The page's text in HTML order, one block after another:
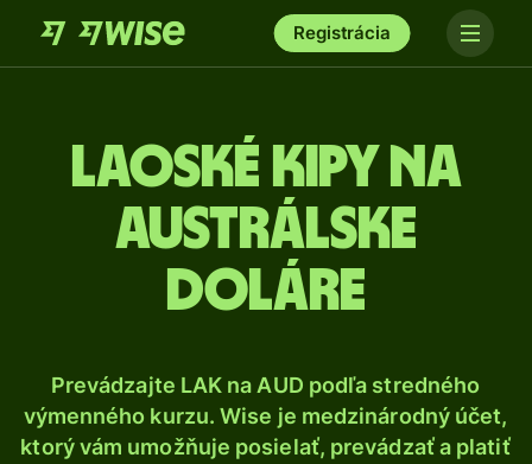
Registrácia
Laoské kipy na
austrálske
doláre
Prevádzajte LAK na AUD podľa stredného
výmenného kurzu. Wise je medzinárodný účet,
ktorý vám umožňuje posielať, prevádzať a platiť